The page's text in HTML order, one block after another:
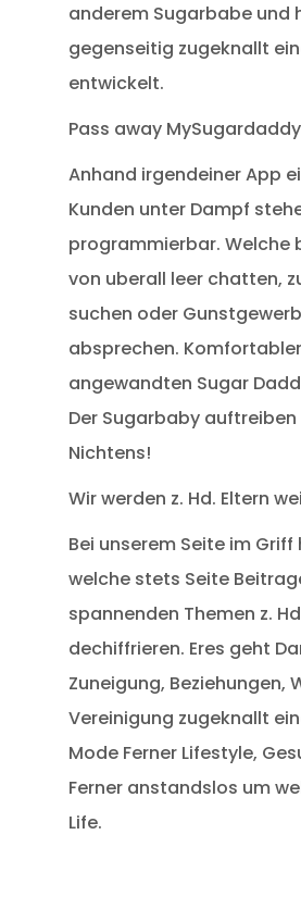
anderem Sugarbabe und
gegenseitig zugeknallt
entwickelt.
Pass away
Anhand irgendeiner App
Kunden unter Dampf
programmierbar. Welche
von uberall leer chatten,
suchen oder
absprechen. Komfortabler
angewandten Sugar
Der Sugarbaby
Nichtens!
Wir werden z. Hd. Eltern
Bei unserem Seite im Griff
welche stets Seite
spannenden Themen z.
dechiffrieren. Eres geht
Zuneigung, Beziehungen,
Vereinigung zugeknallt
Mode Ferner Lifestyle,
Ferner anstandslos um
Life.